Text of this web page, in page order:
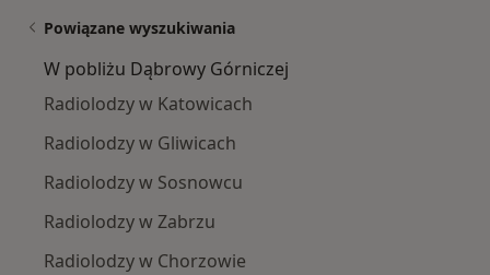
Powiązane wyszukiwania
W pobliżu Dąbrowy Górniczej
Radiolodzy w Katowicach
Radiolodzy w Gliwicach
Radiolodzy w Sosnowcu
Radiolodzy w Zabrzu
Radiolodzy w Chorzowie